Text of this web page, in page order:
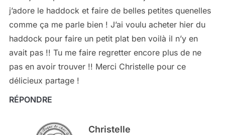
j’adore le haddock et faire de belles petites quenelles
comme ça me parle bien ! J’ai voulu acheter hier du
haddock pour faire un petit plat ben voilà il n’y en
avait pas !! Tu me faire regretter encore plus de ne
pas en avoir trouver !! Merci Christelle pour ce
délicieux partage !
RÉPONDRE
Christelle